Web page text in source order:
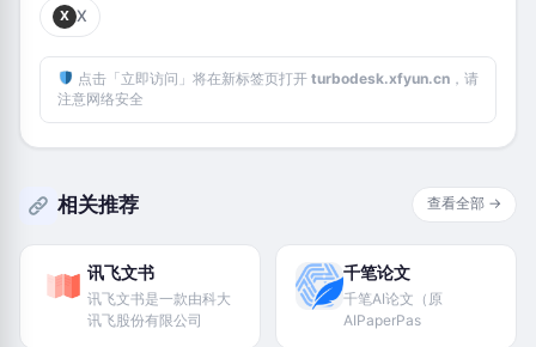
X X
点击「立即访问」将在新标签页打开 turbodesk.xfyun.cn，请
注意网络安全
相关推荐 查看全部 →
讯飞文书
讯飞文书是一款由科大
讯飞股份有限公司
千笔论文
千笔AI论文（原
AIPaperPas